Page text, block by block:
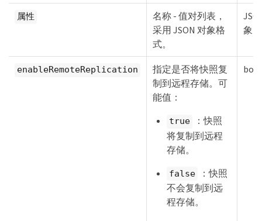
属性
名称 - 值对列表，
采用 JSON 对象格
式。
象
enableRemoteReplication
指定是否将快照复
制到远程存储。可
能值：
true
：快照
将复制到远程
存储。
false
：快照
不会复制到远
程存储。